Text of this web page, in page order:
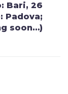
Bari, 26
Padova;
soon…)